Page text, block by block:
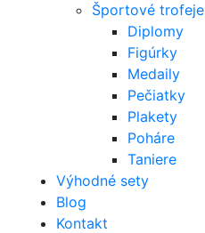
Športové trofeje
Diplomy
Figúrky
Medaily
Pečiatky
Plakety
Poháre
Taniere
Výhodné sety
Blog
Kontakt